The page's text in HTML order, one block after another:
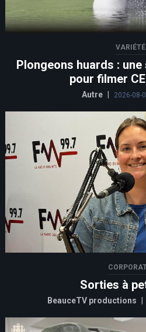
VARIÉTÉ
Plongeons huards :
pour filmer
Autre 2026-08-
Sorties à
BeauceTV productions